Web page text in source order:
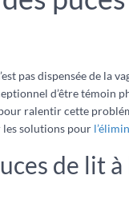
pas dispensée de la
d’être
ralentir cette
les solutions pour
de lit